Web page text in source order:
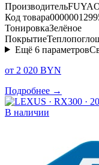
Производитель
Код товара
ТонировкаЗелёное
Покрытие
Ещё 6 параметров
от 2 020 BYN
Подробнее →
В наличии